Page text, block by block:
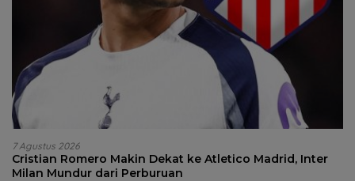
7 Agustus 2026
Cristian Romero Makin Dekat ke Atletico Madrid, Inter
Milan Mundur dari Perburuan